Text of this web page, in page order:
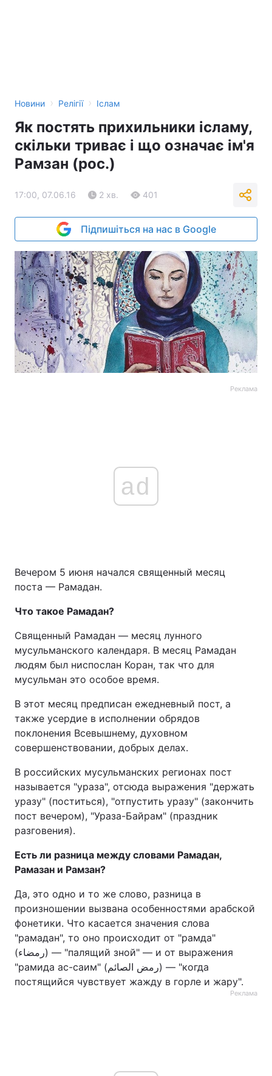
Новини › Релігії › Іслам
Як постять прихильники ісламу,
скільки триває і що означає ім'я
Рамзан (рос.)
17:00, 07.06.16 2 хв. 401
Підпишіться на нас в Google
Реклама
ad
Вечером 5 июня начался священный месяц
поста — Рамадан.
Что такое Рамадан?
Священный Рамадан — месяц лунного
мусульманского календаря. В месяц Рамадан
людям был ниспослан Коран, так что для
мусульман это особое время.
В этот месяц предписан ежедневный пост, а
также усердие в исполнении обрядов
поклонения Всевышнему, духовном
совершенствовании, добрых делах.
В российских мусульманских регионах пост
называется "ураза", отсюда выражения "держать
уразу" (поститься), "отпустить уразу" (закончить
пост вечером), "Ураза-Байрам" (праздник
разговения).
Есть ли разница между словами Рамадан,
Рамазан и Рамзан?
Да, это одно и то же слово, разница в
произношении вызвана особенностями арабской
фонетики. Что касается значения слова
"рамадан", то оно происходит от "рамда"
(رمضاء) — "палящий зной" — и от выражения
"рамида ас-саим" (رمض الصائم) — "когда
постящийся чувствует жажду в горле и жару".
Реклама